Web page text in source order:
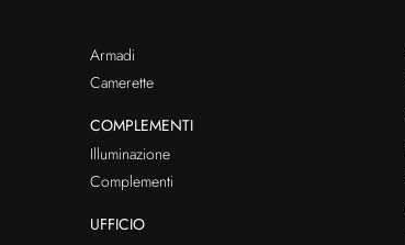
Armadi
Camerette
COMPLEMENTI
Illuminazione
Complementi
UFFICIO